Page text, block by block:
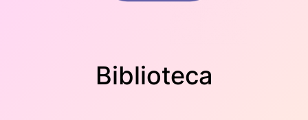
Biblioteca